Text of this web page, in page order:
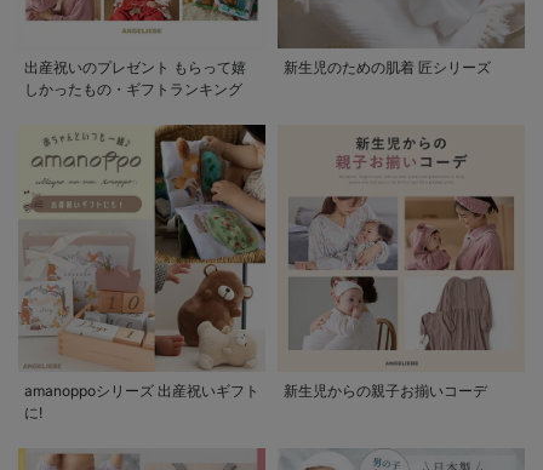
出産祝いのプレゼント もらって嬉
しかったもの・ギフトランキング
新生児のための肌着 匠シリーズ
amanoppoシリーズ 出産祝いギフト
に!
新生児からの親子お揃いコーデ